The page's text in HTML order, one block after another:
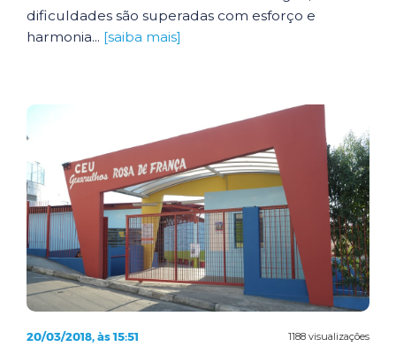
dificuldades são superadas com esforço e
harmonia... [saiba mais]
1188 visualizações
20/03/2018, às 15:51